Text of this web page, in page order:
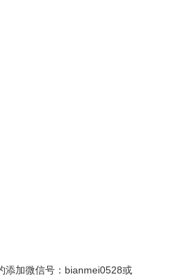
添加微信号：bianmei0528或